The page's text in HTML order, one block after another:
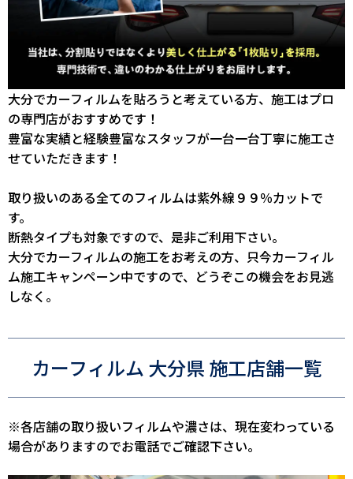
大分でカーフィルムを貼ろうと考えている方、施工はプロ
の専門店がおすすめです！
豊富な実績と経験豊富なスタッフが一台一台丁寧に施工さ
せていただきます！
取り扱いのある全てのフィルムは紫外線９９％カットで
す。
断熱タイプも対象ですので、是非ご利用下さい。
大分でカーフィルムの施工をお考えの方、只今カーフィル
ム施工キャンペーン中ですので、どうぞこの機会をお見逃
しなく。
カーフィルム 大分県 施工店舗一覧
※各店舗の取り扱いフィルムや濃さは、現在変わっている
場合がありますのでお電話でご確認下さい。